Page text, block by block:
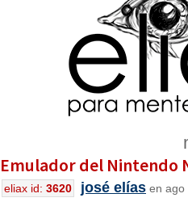
Emulador del Nintendo
eliax id: 3620 josé elías en ago